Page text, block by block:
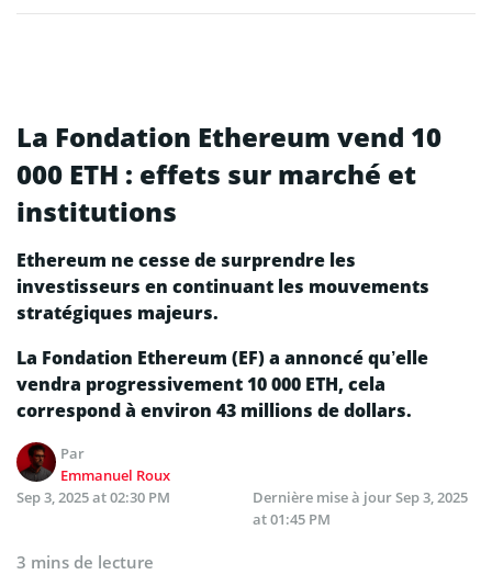
La Fondation Ethereum vend 10
000 ETH : effets sur marché et
institutions
Ethereum ne cesse de surprendre les
investisseurs en continuant les mouvements
stratégiques majeurs.
La Fondation Ethereum (EF) a annoncé qu’elle
vendra progressivement 10 000 ETH, cela
correspond à environ 43 millions de dollars.
Par
Emmanuel Roux
Sep 3, 2025 at 02:30 PM
Dernière mise à jourSep 3, 2025
at 01:45 PM
3 mins de lecture